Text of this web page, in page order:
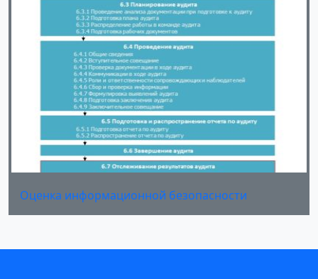
Оценка информационной безопасности